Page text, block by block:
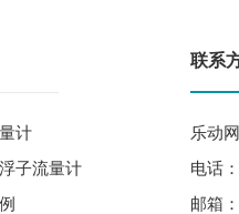
计
子流量计
联系
乐动
电话
邮箱